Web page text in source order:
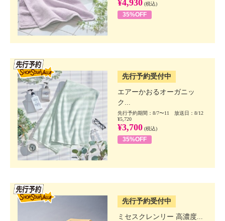
¥4,930 (税込)
35%OFF
先行予約受付中
エアーかおるオーガニッ
ク...
先行予約期間：8/7〜11 放送日：8/12
¥5,720
¥3,700 (税込)
35%OFF
先行予約受付中
ミセスクレンリー 高濃度...